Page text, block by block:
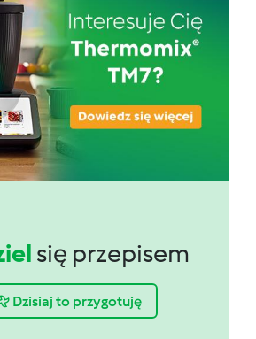
się przepisem
Dzisiaj to przygotuję